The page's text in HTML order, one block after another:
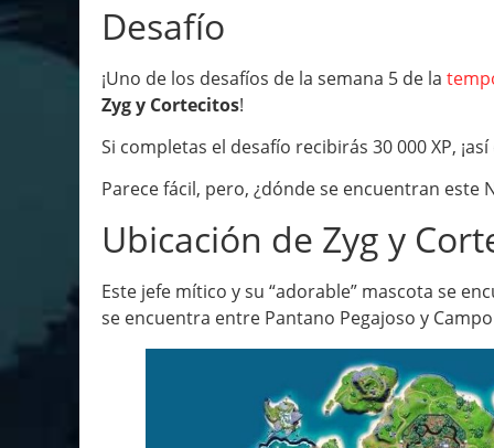
Desafío
¡Uno de los desafíos de la semana 5 de la
Zyg y Cortecitos!
Si completas el desafío recibirás 30 000 XP,
Parece fácil, pero, ¿dónde se encuentran este
Ubicación de Zyg y
Este jefe mítico y su “adorable” mascota se
se encuentra entre Pantano Pegajoso y